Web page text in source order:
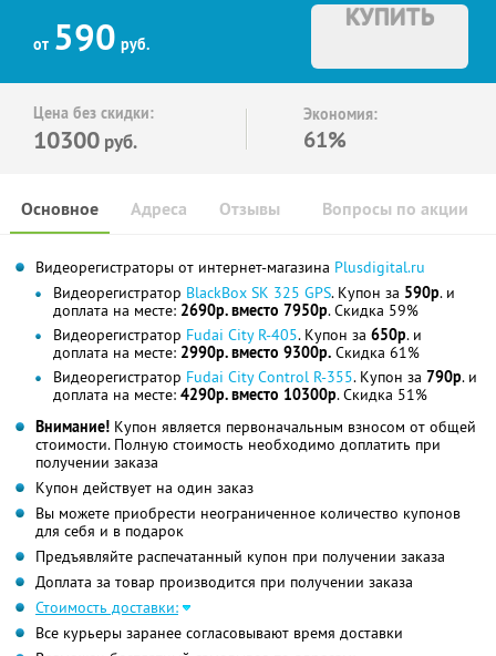
от 590 руб.
КУПИТЬ
Цена без скидки:
10300 руб.
Экономия:
61%
Основное Отзывы Вопросы по акции
Адреса
Видеорегистраторы от интернет-магазина Plusdigital.ru
Видеорегистратор BlackBox SK 325 GPS. Купон за 590р. и
доплата на месте: 2690р. вместо 7950р. Скидка 59%
Видеорегистратор Fudai City R-405. Купон за 650р. и
доплата на месте: 2990р. вместо 9300р. Скидка 61%
Видеорегистратор Fudai City Control R-355. Купон за 790р. и
доплата на месте: 4290р. вместо 10300р. Скидка 51%
Внимание! Купон является первоначальным взносом от общей
стоимости. Полную стоимость необходимо доплатить при
получении заказа
Купон действует на один заказ
Вы можете приобрести неограниченное количество купонов
для себя и в подарок
Предъявляйте распечатанный купон при получении заказа
Доплата за товар производится при получении заказа
Стоимость доставки:
Все курьеры заранее согласовывают время доставки